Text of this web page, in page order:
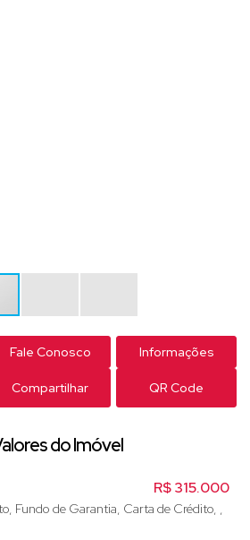
Fale Conosco Informações
Compartilhar QR Code
do Imóvel
R$315.000
Fundo de Garantia, Carta de Crédito, ,